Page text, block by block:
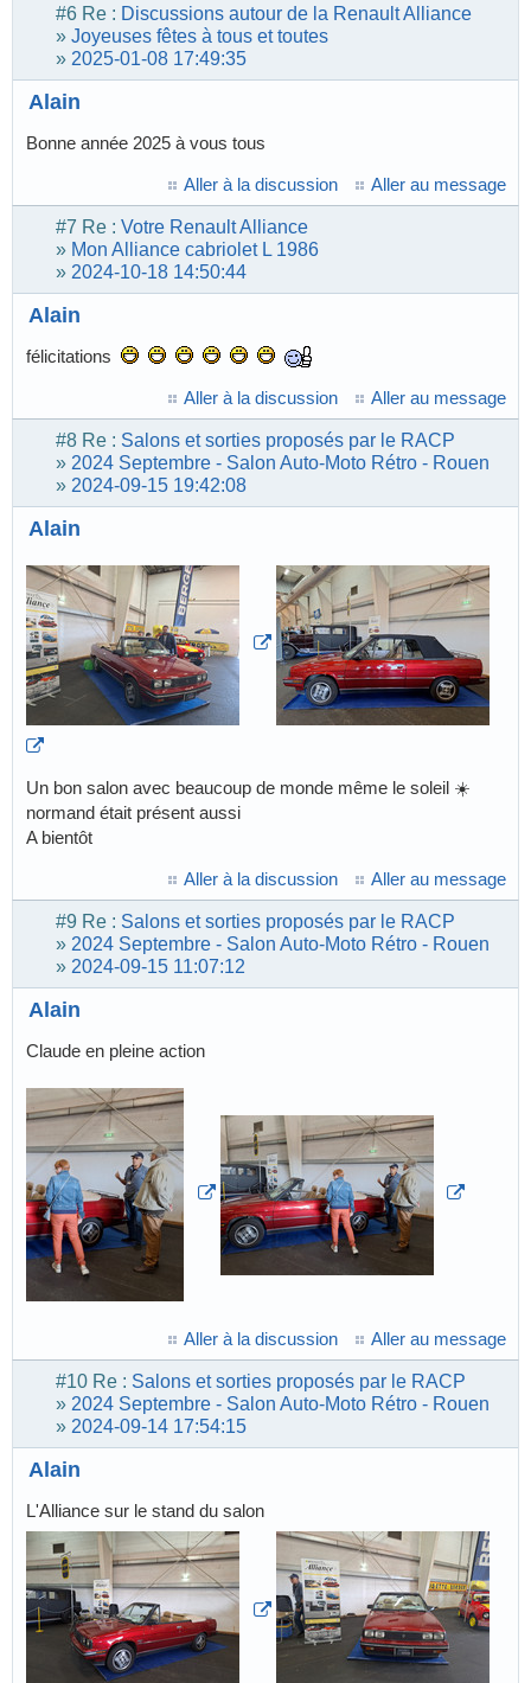
#6 Re : Discussions autour de la Renault Alliance
» Joyeuses fêtes à tous et toutes
» 2025-01-08 17:49:35
Alain
Bonne année 2025 à vous tous
Aller à la discussion Aller au message
#7 Re : Votre Renault Alliance
» Mon Alliance cabriolet L 1986
» 2024-10-18 14:50:44
Alain
félicitations
Aller à la discussion Aller au message
#8 Re : Salons et sorties proposés par le RACP
» 2024 Septembre - Salon Auto-Moto Rétro - Rouen
» 2024-09-15 19:42:08
Alain
Un bon salon avec beaucoup de monde même le soleil ☀️
normand était présent aussi
A bientôt
Aller à la discussion Aller au message
#9 Re : Salons et sorties proposés par le RACP
» 2024 Septembre - Salon Auto-Moto Rétro - Rouen
» 2024-09-15 11:07:12
Alain
Claude en pleine action
Aller à la discussion Aller au message
#10 Re : Salons et sorties proposés par le RACP
» 2024 Septembre - Salon Auto-Moto Rétro - Rouen
» 2024-09-14 17:54:15
Alain
L'Alliance sur le stand du salon